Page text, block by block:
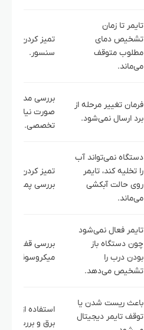
تایمر تا زمان
تشخیص دمای
مطلوب متوقف
می‌ماند.
تمیز کردن یا
سنسور.
فرمان تغییر مرحله از
برد ارسال نمی‌شود.
بررسی مدار برد
صورت نیاز
تخصصی.
دستگاه نمی‌تواند آب
را تخلیه کند، تایمر
روی حالت آبکشی
می‌ماند.
تمیز کردن
بررسی پمپ
تایمر فعال نمی‌شود
چون دستگاه باز
بودن درب را
تشخیص می‌دهد.
بررسی قفل و
میکروسوئیچ
باعث ریست شدن یا
توقف تایمر دیجیتال
استفاده از
برق و بررسی